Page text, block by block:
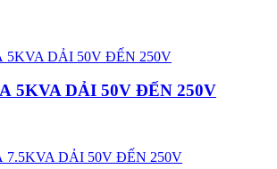
5KVA DẢI 50V ĐẾN 250V